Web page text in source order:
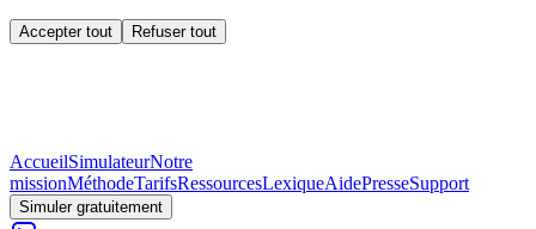
Accepter tout Refuser tout
AccueilSimulateurNotre
missionMéthodeTarifsRessourcesLexiqueAidePresseSupport
Simuler gratuitement